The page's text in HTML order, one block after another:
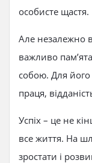
особисте щастя.
Але незалежно
важливо
собою. Для
праця,
Успіх – це не
все життя. На
зростати і